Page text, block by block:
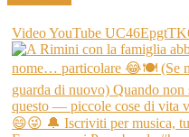
Video YouTube